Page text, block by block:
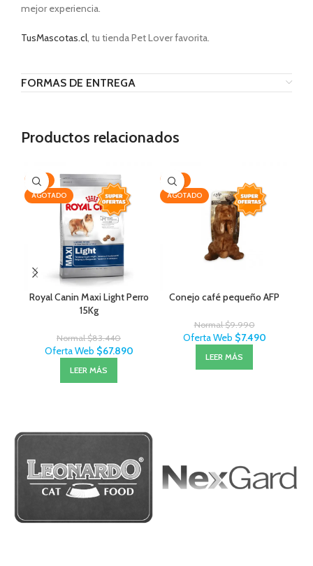
mejor experiencia.
TusMascotas.cl, tu tienda Pet Lover favorita.
FORMAS DE ENTREGA
Productos relacionados
-19%
AGOTADO
Royal Canin Maxi Light Perro
15Kg
Normal$83.440
Oferta Web $67.890
LEER MÁS
-25%
AGOTADO
Conejo café pequeño AFP
Normal$9.990
Oferta Web $7.490
LEER MÁS